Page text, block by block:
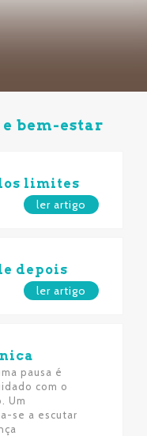
bem-estar
limites
ler artigo
depois
ler artigo
pausa é
com o
Um
se a escutar